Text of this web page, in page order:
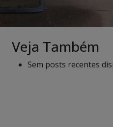
Veja Também
Sem posts recentes